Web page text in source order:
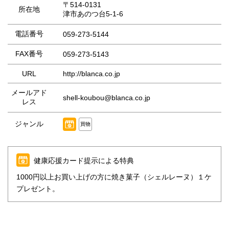
所在地
〒514-0131
津市あのつ台5-1-6
電話番号 059-273-5144
FAX番号 059-273-5143
URL http://blanca.co.jp
メールアド
レス
shell-koubou@blanca.co.jp
ジャンル 買物
健康応援カード提示による特典
1000円以上お買い上げの方に焼き菓子（シェルレーヌ）１ケ
プレゼント。